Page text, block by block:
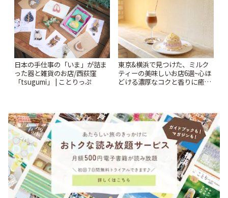
日本の手仕事の「いま」が詰ま
った器と雑貨のお店/西荻窪
「tsugumi」 | ことりっぷ
東京&横浜で見つけた、ミルク
ティーの美味しいお店6選~心ほ
どける濃厚なコクと香りに癒や